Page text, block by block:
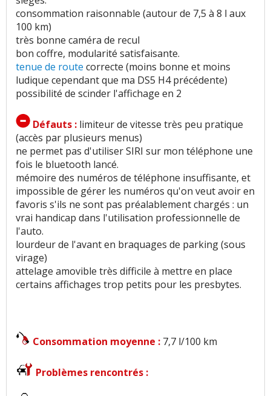
consommation raisonnable (autour de 7,5 à 8 l aux
100 km)
très bonne caméra de recul
bon coffre, modularité satisfaisante.
tenue de route correcte (moins bonne et moins
ludique cependant que ma DS5 H4 précédente)
possibilité de scinder l'affichage en 2
Défauts : limiteur de vitesse très peu pratique
(accès par plusieurs menus)
ne permet pas d'utiliser SIRI sur mon téléphone une
fois le bluetooth lancé.
mémoire des numéros de téléphone insuffisante, et
impossible de gérer les numéros qu'on veut avoir en
favoris s'ils ne sont pas préalablement chargés : un
vrai handicap dans l'utilisation professionnelle de
l'auto.
lourdeur de l'avant en braquages de parking (sous
virage)
attelage amovible très difficile à mettre en place
certains affichages trop petits pour les presbytes.
Consommation moyenne : 7,7 l/100 km
Problèmes rencontrés :